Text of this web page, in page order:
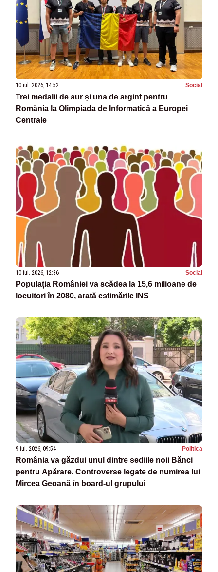
10 iul. 2026, 14:52 Social
Trei medalii de aur și una de argint pentru
România la Olimpiada de Informatică a Europei
Centrale
10 iul. 2026, 12:36 Social
Populația României va scădea la 15,6 milioane de
locuitori în 2080, arată estimările INS
9 iul. 2026, 09:54 Politica
România va găzdui unul dintre sediile noii Bănci
pentru Apărare. Controverse legate de numirea lui
Mircea Geoană în board-ul grupului